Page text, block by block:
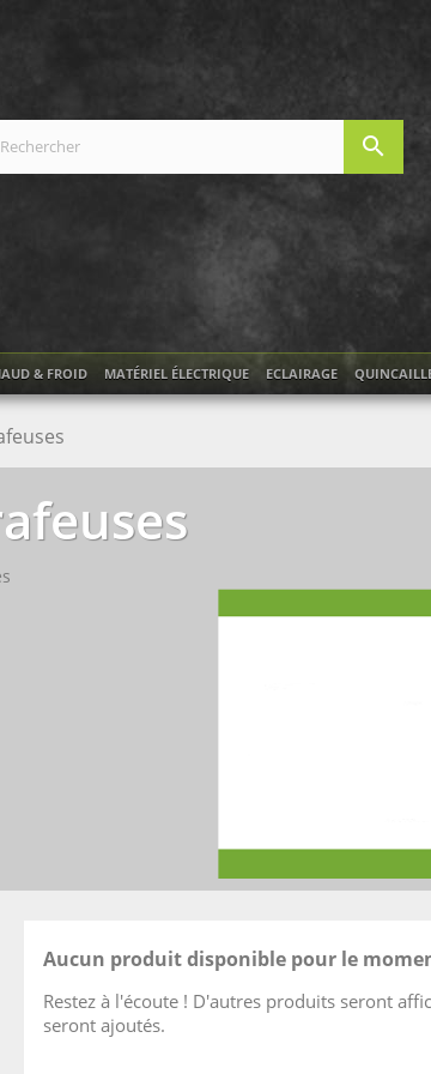
search
& FROID MATÉRIEL ÉLECTRIQUE ECLAIRAGE
Aucun produit disponible pour le
Restez à l'écoute ! D'autres produits seront
seront ajoutés.